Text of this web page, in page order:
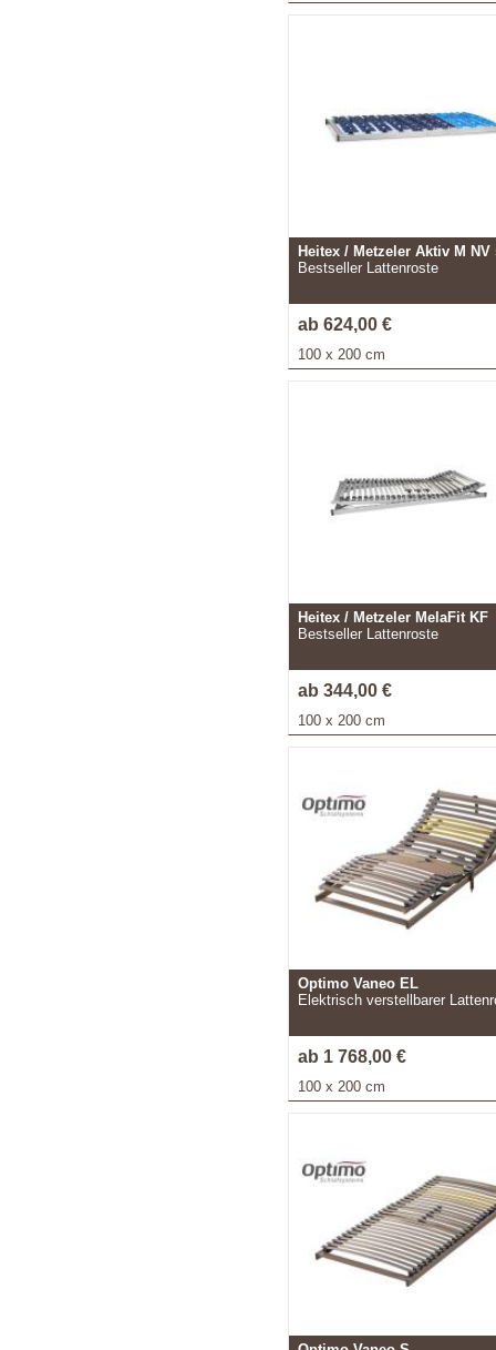
Heitex / Metzeler Aktiv M NV
Bestseller Lattenroste
ab 624,00 €
100 x 200 cm
Heitex / Metzeler MelaFit KF
Bestseller Lattenroste
ab 344,00 €
100 x 200 cm
Optimo Vaneo EL
Elektrisch verstellbarer
ab 1 768,00 €
100 x 200 cm